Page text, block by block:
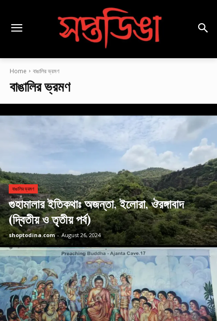
Home বাঙালির ভ্রমণ
বাঙালির ভ্রমণ
বাঙালির ভ্রমণ
গুহামালার ইতিকথাঃ অজন্তা, ইলোরা, ঔরঙ্গাবাদ
(দ্বিতীয় ও তৃতীয় পর্ব)
shoptodina.com - August 26, 2024